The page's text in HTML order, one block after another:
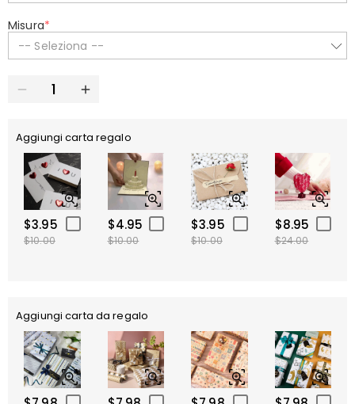
Misura*
-- Seleziona --
Aggiungi carta regalo
$3.95
$10.00
$4.95
$10.00
$3.95
$10.00
$8.95
$24.00
Aggiungi carta da regalo